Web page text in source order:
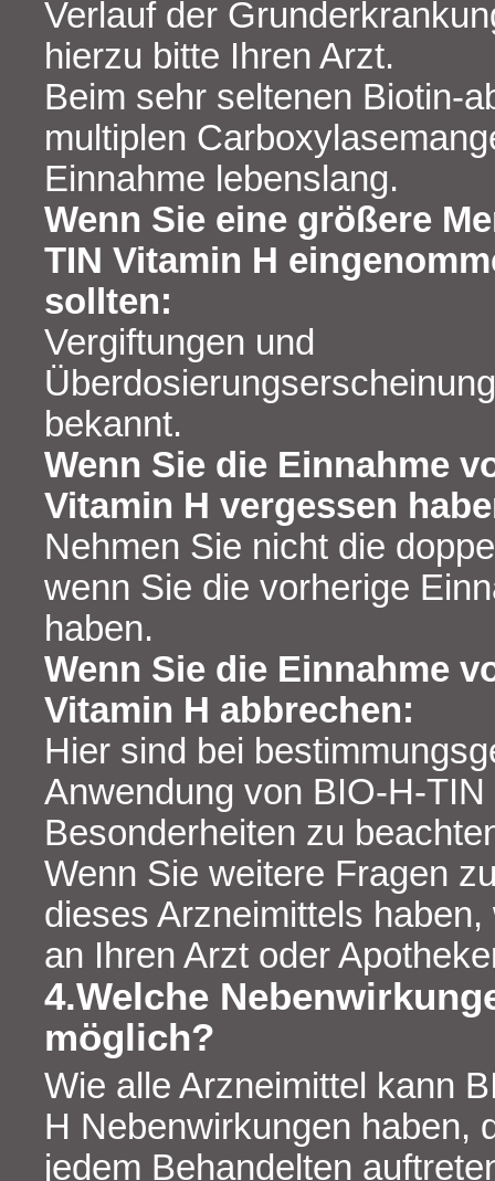
Verlauf der
hierzu bitte Ihren Arzt.
Beim sehr seltenen Biotin-
multiplen
Einnahme lebenslang.
Wenn Sie eine größere
TIN Vitamin H
sollten:
Vergiftungen und
bekannt.
Wenn Sie die Einnahme
Vitamin H vergessen
Nehmen Sie nicht die
wenn Sie die vorherige
haben.
Wenn Sie die Einnahme
Vitamin H abbrechen:
Hier sind bei
Anwendung von BIO-H-
Besonderheiten zu
Wenn Sie weitere Fragen
dieses Arzneimittels
an Ihren Arzt oder
4.Welche
möglich?
Wie alle Arzneimittel kann
H Nebenwirkungen haben,
jedem Behandelten